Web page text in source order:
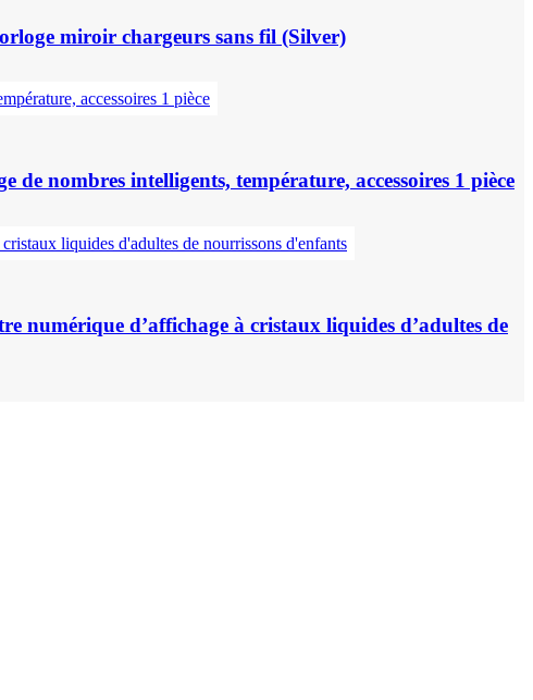
miroir chargeurs sans fil (Silver)
nombres intelligents, température, accessoires 1 pièce
numérique d’affichage à cristaux liquides d’adultes de